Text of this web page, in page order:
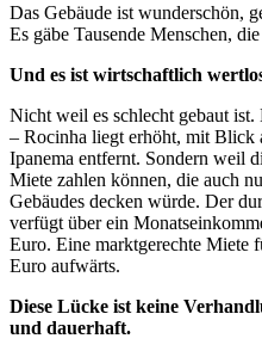
Das Gebäude ist wunderschön,
Es gäbe Tausende Menschen,
Und es ist wirtschaftlich
Nicht weil es schlecht gebaut
– Rocinha liegt erhöht, mit
Ipanema entfernt. Sondern weil
Miete zahlen können, die auch
Gebäudes decken würde. Der
verfügt über ein
Euro. Eine marktgerechte Miete
Euro aufwärts.
Diese Lücke ist keine
und dauerhaft.